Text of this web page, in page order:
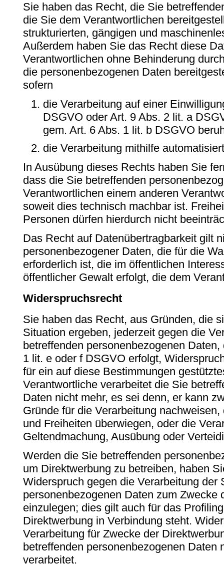
Sie haben das Recht, die Sie
die Sie dem Verantwortlichen
strukturierten, gängigen und
Außerdem haben Sie das Recht diese
Verantwortlichen ohne Behinderung
die personenbezogenen Daten
sofern
die Verarbeitung auf einer
DSGVO oder Art. 9 Abs. 2 lit. a
gem. Art. 6 Abs. 1 lit. b DSGVO
die Verarbeitung mithilfe
In Ausübung dieses Rechts haben Sie
dass die Sie betreffenden
Verantwortlichen einem anderen
soweit dies technisch machbar ist.
Personen dürfen hierdurch nicht
Das Recht auf Datenübertragbarkeit gilt
personenbezogener Daten, die für die
erforderlich ist, die im öffentlichen
öffentlicher Gewalt erfolgt, die dem
Widerspruchsrecht
Sie haben das Recht, aus Gründen, die
Situation ergeben, jederzeit gegen die
betreffenden personenbezogenen
1 lit. e oder f DSGVO erfolgt,
für ein auf diese Bestimmungen
Verantwortliche verarbeitet die Sie
Daten nicht mehr, es sei denn, er kann
Gründe für die Verarbeitung
und Freiheiten überwiegen, oder die
Geltendmachung, Ausübung oder
Werden die Sie betreffenden
um Direktwerbung zu betreiben, haben
Widerspruch gegen die Verarbeitung der
personenbezogenen Daten zum Zwecke
einzulegen; dies gilt auch für das
Direktwerbung in Verbindung steht.
Verarbeitung für Zwecke der
betreffenden personenbezogenen Daten
verarbeitet.